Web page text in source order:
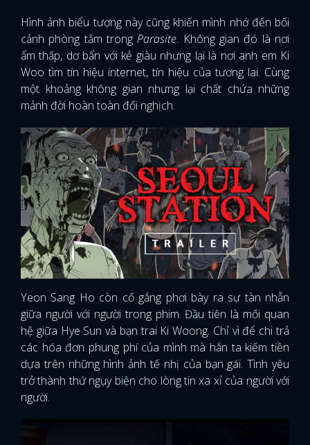
Hình ảnh biểu tượng này cũng khiến mình nhớ đến bối
cảnh phòng tắm trongParasite. Không gian đó là nơi
ẩm thấp, dơ bẩn với kẻ giàu nhưng lại là nơi anh em Ki
Woo tìm tín hiệu internet, tín hiệu của tương lai. Cùng
một khoảng không gian nhưng lại chất chứa những
mảnh đời hoàn toàn đối nghịch.
Yeon Sang Ho còn cố gắng phơi bày ra sự tàn nhẫn
giữa người với người trong phim. Đầu tiên là mối quan
hệ giữa Hye Sun và bạn trai Ki Woong. Chỉ vì để chi trả
các hóa đơn phung phí của mình mà hắn ta kiếm tiền
dựa trên những hình ảnh tế nhị của bạn gái. Tình yêu
trở thành thứ ngụy biện cho lòng tin xa xỉ của người với
người.